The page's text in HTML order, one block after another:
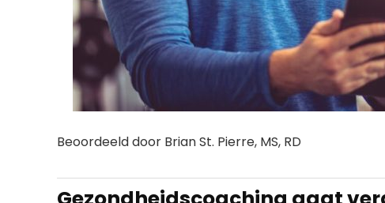
Beoordeeld door Brian St. Pierre, MS, RD